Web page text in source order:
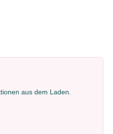
aus dem Laden.